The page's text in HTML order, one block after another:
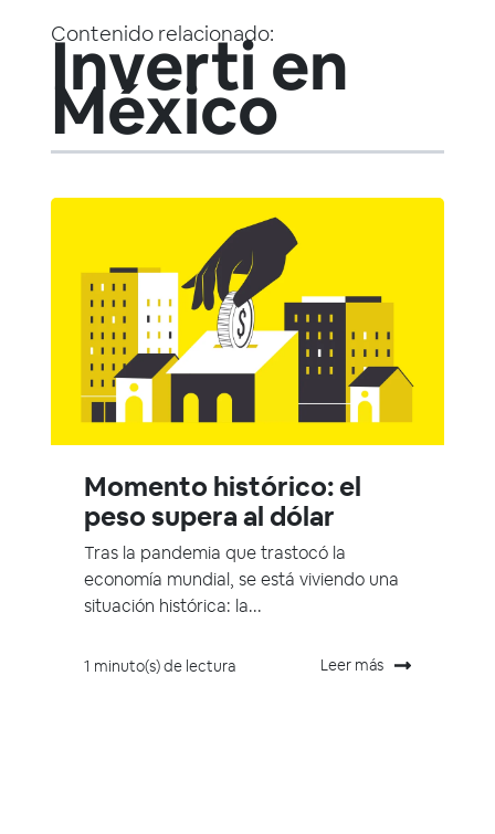
Contenido relacionado:
Inverti en
México
Momento histórico: el
peso supera al dólar
Tras la pandemia que trastocó la
economía mundial, se está viviendo una
situación histórica: la...
1 minuto(s) de lectura Leer más